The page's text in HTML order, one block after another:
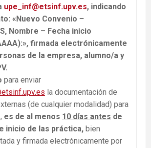
upe_inf@etsinf.upv.es, indicando
«Nuevo Convenio –
Nombre – Fecha inicio
firmada electrónicamente
de la empresa, alumno/a y
para enviar
la documentación de
(de cualquier modalidad) para
es de al menos 10 días antes de
inicio de las práctica, bien
y firmada electrónicamente por